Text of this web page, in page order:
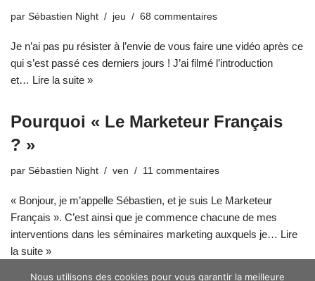
par Sébastien Night jeu 68 commentaires
Je n’ai pas pu résister à l’envie de vous faire une vidéo après ce
qui s’est passé ces derniers jours ! J’ai filmé l’introduction
et… Lire la suite »
Pourquoi « Le Marketeur Français
? »
par Sébastien Night ven 11 commentaires
« Bonjour, je m’appelle Sébastien, et je suis Le Marketeur
Français ». C’est ainsi que je commence chacune de mes
interventions dans les séminaires marketing auxquels je… Lire
la suite »
Nous utilisons des cookies pour vous garantir la meilleure